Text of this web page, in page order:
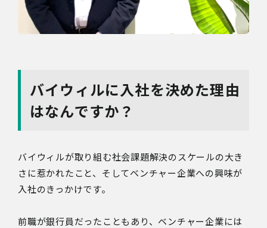
バイウィルに入社を決めた理由
はなんですか？
バイウィルが取り組む社会課題解決のスケールの大き
さに惹かれたこと、そしてベンチャー企業への興味が
入社のきっかけです。
前職が銀行員だったこともあり、ベンチャー企業には